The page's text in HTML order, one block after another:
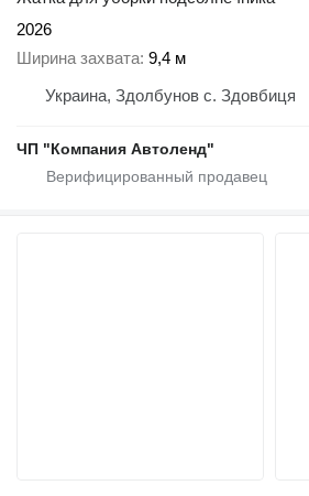
2026
Ширина захвата 9,4 м
Украина, Здолбунов с. Здовбиця
ЧП "Компания Автоленд"